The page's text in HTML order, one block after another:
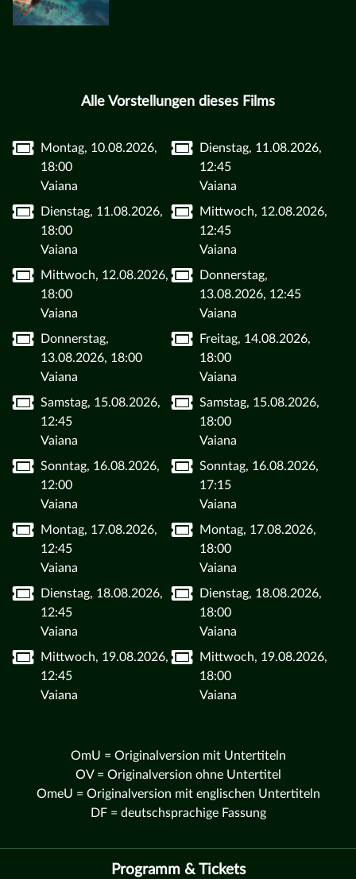
Alle Vorstellungen dieses Films
Montag, 10.08.2026,
18:00
Vaiana
Dienstag, 11.08.2026,
12:45
Vaiana
Dienstag, 11.08.2026,
18:00
Vaiana
Mittwoch, 12.08.2026,
12:45
Vaiana
Mittwoch, 12.08.2026,
18:00
Vaiana
Donnerstag,
13.08.2026, 12:45
Vaiana
Donnerstag,
13.08.2026, 18:00
Vaiana
Freitag, 14.08.2026,
18:00
Vaiana
Samstag, 15.08.2026,
12:45
Vaiana
Samstag, 15.08.2026,
18:00
Vaiana
Sonntag, 16.08.2026,
12:00
Vaiana
Sonntag, 16.08.2026,
17:15
Vaiana
Montag, 17.08.2026,
12:45
Vaiana
Montag, 17.08.2026,
18:00
Vaiana
Dienstag, 18.08.2026,
12:45
Vaiana
Dienstag, 18.08.2026,
18:00
Vaiana
Mittwoch, 19.08.2026,
12:45
Vaiana
Mittwoch, 19.08.2026,
18:00
Vaiana
OmU = Originalversion mit Untertiteln
OV = Originalversion ohne Untertitel
OmeU = Originalversion mit englischen Untertiteln
DF = deutschsprachige Fassung
Programm & Tickets